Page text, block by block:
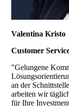
Valentina Kristo
Customer
"Gelungene
an der
arbeiten wir
für Ihre